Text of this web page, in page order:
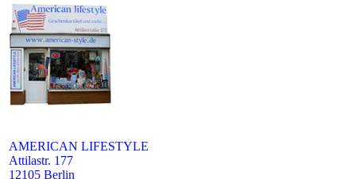
AMERICAN LIFESTYLE
Attilastr. 177
12105 Berlin